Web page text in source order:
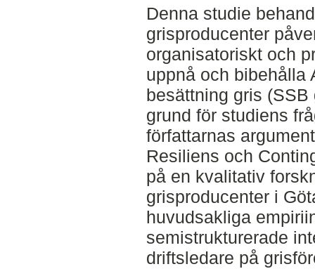
Denna studie
grisproducenter
organisatoriskt och
uppnå och bibehålla
besättning gris
grund för studiens
författarnas
Resiliens och
på en kvalitativ
grisproducenter i
huvudsakliga
semistrukturerade
driftsledare på